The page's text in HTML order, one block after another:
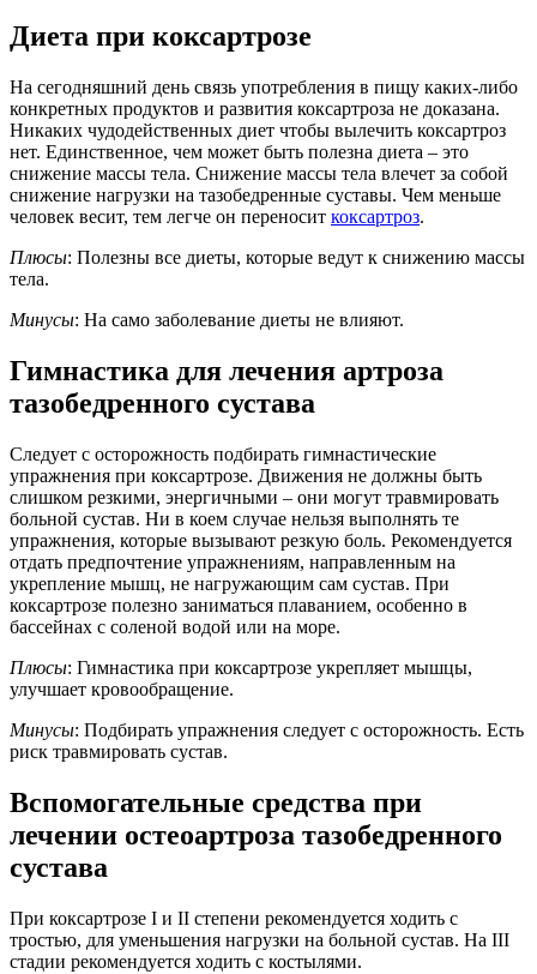
Диета при коксартрозе
На сегодняшний день связь употребления в пищу каких-либо
конкретных продуктов и развития коксартроза не доказана.
Никаких чудодейственных диет чтобы вылечить коксартроз
нет. Единственное, чем может быть полезна диета – это
снижение массы тела. Снижение массы тела влечет за собой
снижение нагрузки на тазобедренные суставы. Чем меньше
человек весит, тем легче он переносит коксартроз.
Плюсы: Полезны все диеты, которые ведут к снижению массы
тела.
Минусы: На само заболевание диеты не влияют.
Гимнастика для лечения артроза
тазобедренного сустава
Следует с осторожность подбирать гимнастические
упражнения при коксартрозе. Движения не должны быть
слишком резкими, энергичными – они могут травмировать
больной сустав. Ни в коем случае нельзя выполнять те
упражнения, которые вызывают резкую боль. Рекомендуется
отдать предпочтение упражнениям, направленным на
укрепление мышц, не нагружающим сам сустав. При
коксартрозе полезно заниматься плаванием, особенно в
бассейнах с соленой водой или на море.
Плюсы: Гимнастика при коксартрозе укрепляет мышцы,
улучшает кровообращение.
Минусы: Подбирать упражнения следует с осторожность. Есть
риск травмировать сустав.
Вспомогательные средства при
лечении остеоартроза тазобедренного
сустава
При коксартрозе I и II степени рекомендуется ходить с
тростью, для уменьшения нагрузки на больной сустав. На III
стадии рекомендуется ходить с костылями.